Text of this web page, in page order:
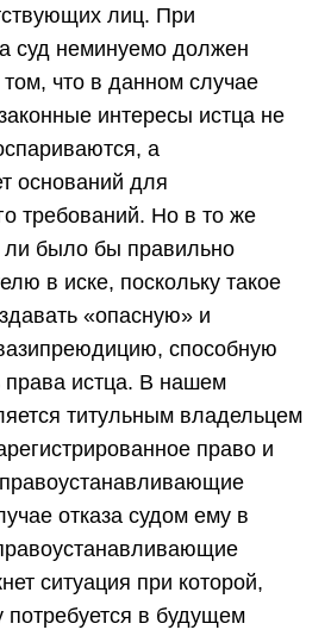
лиц. При
суд неминуемо должен
что в данном случае
интересы истца не
а
оснований для
требований. Но в то же
было бы правильно
в иске, поскольку такое
«опасную» и
способную
права истца. В нашем
титульным владельцем
право и
отказа судом ему в
ситуация при которой,
потребуется в будущем